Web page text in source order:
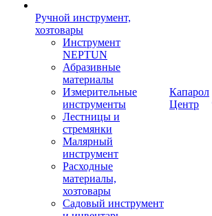
Ручной инструмент,
хозтовары
Инструмент
NEPTUN
Абразивные
материалы
Измерительные
инструменты
Лестницы и
стремянки
Малярный
инструмент
Расходные
материалы,
хозтовары
Садовый инструмент
Капарол
Центр